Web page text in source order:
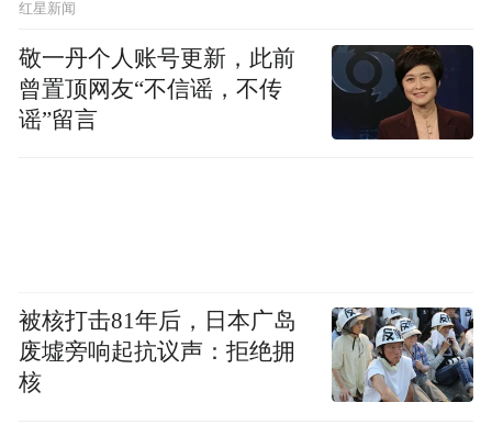
红星新闻
敬一丹个人账号更新，此前
曾置顶网友“不信谣，不传
谣”留言
被核打击81年后，日本广岛
废墟旁响起抗议声：拒绝拥
核